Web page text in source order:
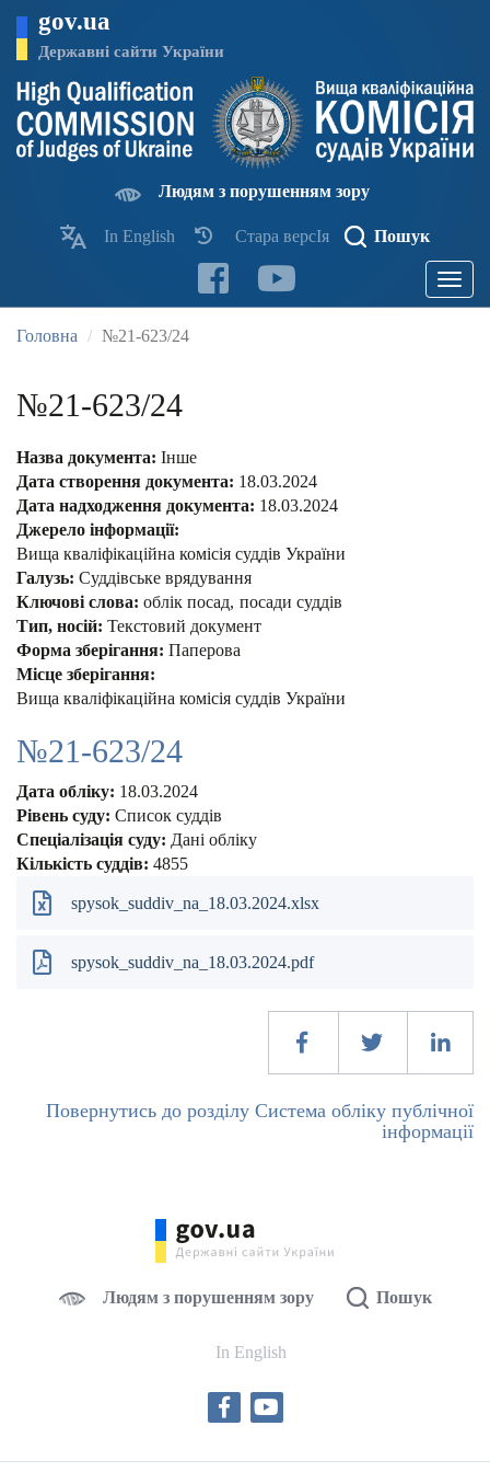
основного
матеріалу
gov.ua
Державні сайти України
Людям з порушенням зору
In English Стара версІя Пошук
Toggle
Головна №21-623/24
№21-623/24
Назва документа: Інше
Дата створення документа: 18.03.2024
Дата надходження документа: 18.03.2024
Джерело інформації:
Вища кваліфікаційна комісія суддів України
Галузь: Суддівське врядування
Ключові слова: облік посад посади суддів
Тип, носій: Текстовий документ
Форма зберігання: Паперова
Місце зберігання:
Вища кваліфікаційна комісія суддів України
№21-623/24
Дата обліку: 18.03.2024
Рівень суду: Список суддів
Спеціалізація суду: Дані обліку
Кількість суддів: 4855
spysok_suddiv_na_18.03.2024.xlsx
spysok_suddiv_na_18.03.2024.pdf
Повернутись до розділу Система обліку публічної
інформації
Людям з порушенням зору Пошук
In English